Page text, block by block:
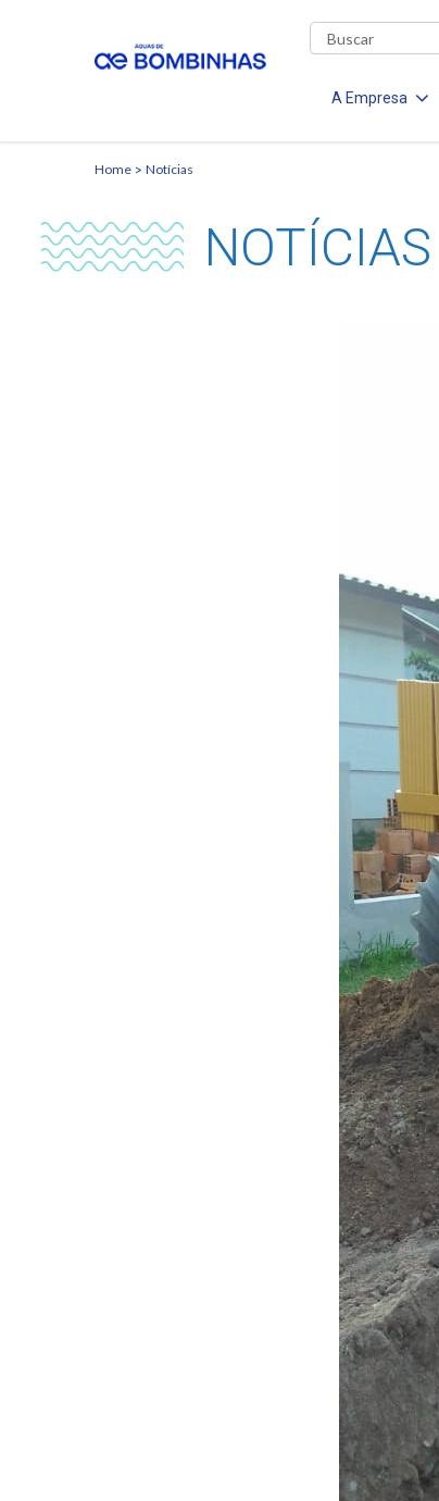
A Empresa
Home Notícias
NOTÍCIAS